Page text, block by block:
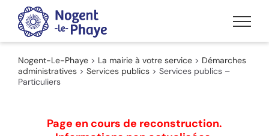
Passer
contenu
Nogent-Le-Phaye > La mairie à votre service > Démarches
administratives > Services publics > Services publics –
Particuliers
Page en cours de reconstruction.